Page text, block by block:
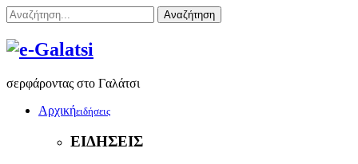
Αναζήτηση
σερφάροντας στο Γαλάτσι
Αρχικήειδήσεις
ΕΙΔΗΣΕΙΣ